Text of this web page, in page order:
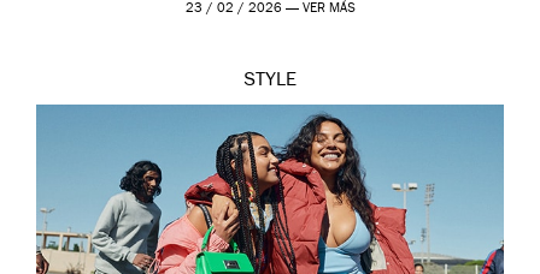
23 / 02 / 2026 — VER MÁS
STYLE